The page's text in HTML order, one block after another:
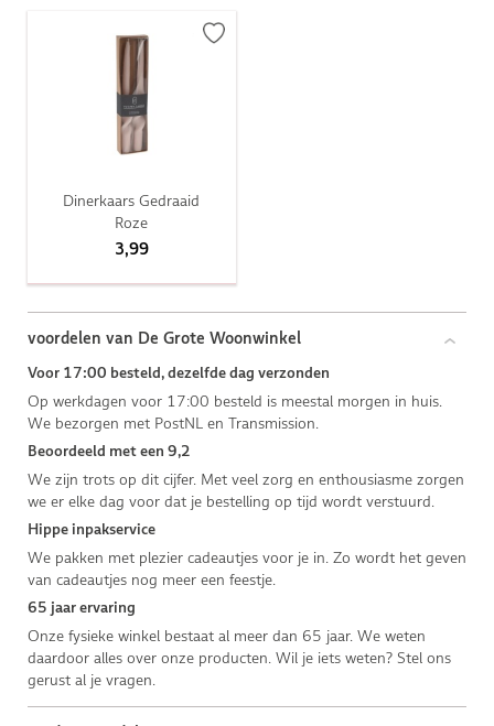
Dinerkaars Gedraaid
Roze
3,99
voordelen van De Grote Woonwinkel
Voor 17:00 besteld, dezelfde dag verzonden
Op werkdagen voor 17:00 besteld is meestal morgen in huis.
We bezorgen met PostNL en Transmission.
Beoordeeld met een 9,2
We zijn trots op dit cijfer. Met veel zorg en enthousiasme zorgen
we er elke dag voor dat je bestelling op tijd wordt verstuurd.
Hippe inpakservice
We pakken met plezier cadeautjes voor je in. Zo wordt het geven
van cadeautjes nog meer een feestje.
65 jaar ervaring
Onze fysieke winkel bestaat al meer dan 65 jaar. We weten
daardoor alles over onze producten. Wil je iets weten? Stel ons
gerust al je vragen.